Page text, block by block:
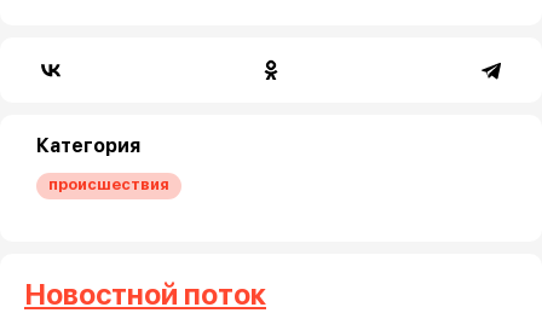
Категория
происшествия
Новостной поток